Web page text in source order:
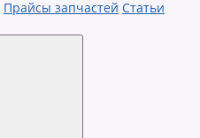
Прайсы запчастей Статьи